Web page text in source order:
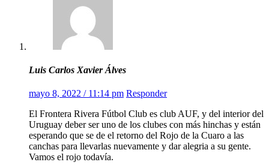
Luis Carlos Xavier Álves
mayo 8, 2022 / 11:14 pm Responder
El Frontera Rivera Fútbol Club es club AUF, y del interior del
Uruguay deber ser uno de los clubes con más hinchas y están
esperando que se de el retorno del Rojo de la Cuaro a las
canchas para llevarlas nuevamente y dar alegria a su gente.
Vamos el rojo todavía.